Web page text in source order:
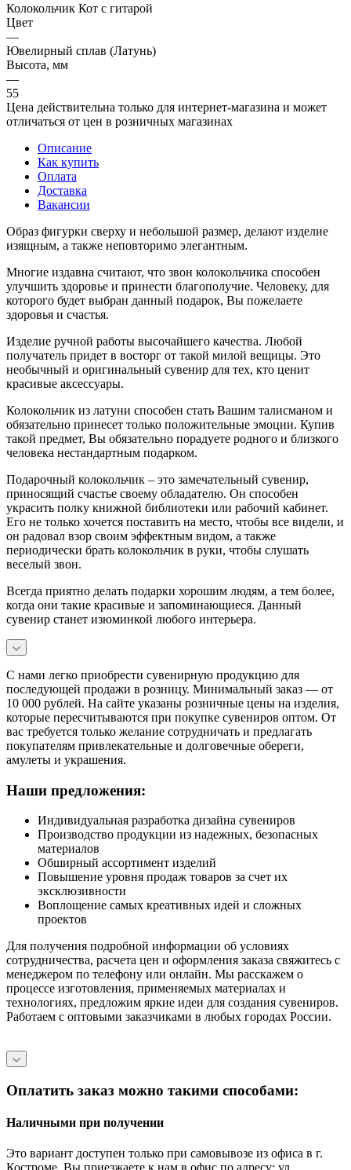
Колокольчик Кот с гитарой
Цвет
—
Ювелирный сплав (Латунь)
Высота, мм
—
55
Цена действительна только для интернет-магазина и может
отличаться от цен в розничных магазинах
Описание
Как купить
Оплата
Доставка
Вакансии
Образ фигурки сверху и небольшой размер, делают изделие
изящным, а также неповторимо элегантным.
Многие издавна считают, что звон колокольчика способен
улучшить здоровье и принести благополучие. Человеку, для
которого будет выбран данный подарок, Вы пожелаете
здоровья и счастья.
Изделие ручной работы высочайшего качества. Любой
получатель придет в восторг от такой милой вещицы. Это
необычный и оригинальный сувенир для тех, кто ценит
красивые аксессуары.
Колокольчик из латуни способен стать Вашим талисманом и
обязательно принесет только положительные эмоции. Купив
такой предмет, Вы обязательно порадуете родного и близкого
человека нестандартным подарком.
Подарочный колокольчик – это замечательный сувенир,
приносящий счастье своему обладателю. Он способен
украсить полку книжной библиотеки или рабочий кабинет.
Его не только хочется поставить на место, чтобы все видели, и
он радовал взор своим эффектным видом, а также
периодически брать колокольчик в руки, чтобы слушать
веселый звон.
Всегда приятно делать подарки хорошим людям, а тем более,
когда они такие красивые и запоминающиеся. Данный
сувенир станет изюминкой любого интерьера.
С нами легко приобрести сувенирную продукцию для
последующей продажи в розницу. Минимальный заказ — от
10 000 рублей. На сайте указаны розничные цены на изделия,
которые пересчитываются при покупке сувениров оптом. От
вас требуется только желание сотрудничать и предлагать
покупателям привлекательные и долговечные обереги,
амулеты и украшения.
Наши предложения:
Индивидуальная разработка дизайна сувениров
Производство продукции из надежных, безопасных
материалов
Обширный ассортимент изделий
Повышение уровня продаж товаров за счет их
эксклюзивности
Воплощение самых креативных идей и сложных
проектов
Для получения подробной информации об условиях
сотрудничества, расчета цен и оформления заказа свяжитесь с
менеджером по телефону или онлайн. Мы расскажем о
процессе изготовления, применяемых материалах и
технологиях, предложим яркие идеи для создания сувениров.
Работаем с оптовыми заказчиками в любых городах России.
Оплатить заказ можно такими способами:
Наличными при получении
Это вариант доступен только при самовывозе из офиса в г.